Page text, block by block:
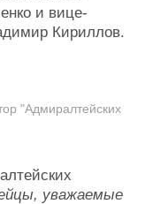
и вице-
Кириллов.
"Адмиралтейских
уважаемые